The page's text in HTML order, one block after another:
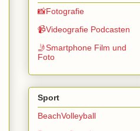
📸Fotografie
📹Videografie Podcasten
🤳Smartphone Film und
Foto
Sport
BeachVolleyball